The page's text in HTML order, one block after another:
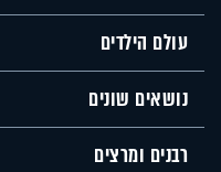
עולם הילדים
נושאים שונים
רבנים ומרצים